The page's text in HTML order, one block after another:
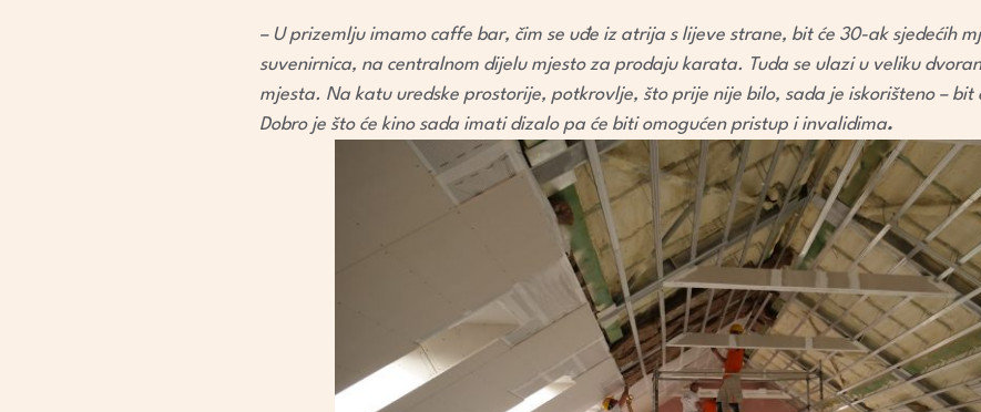
– U prizemlju imamo caffe bar, čim se uđe iz atrija s lijeve strane, bit će 30-ak sjedećih
suvenirnica, na centralnom dijelu mjesto za prodaju karata. Tuda se ulazi u veliku
mjesta. Na katu uredske prostorije, potkrovlje, što prije nije bilo, sada je iskorišteno –
Dobro je što će kino sada imati dizalo pa će biti omogućen pristup i invalidima.